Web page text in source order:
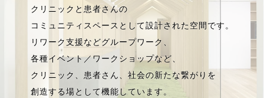
クリニックと患者さんの
コミュニティスペースとして設計された空間です。
リワーク支援などグループワーク、
各種イベント／ワークショップなど、
クリニック、患者さん、社会の新たな繋がりを
創造する場として機能しています。